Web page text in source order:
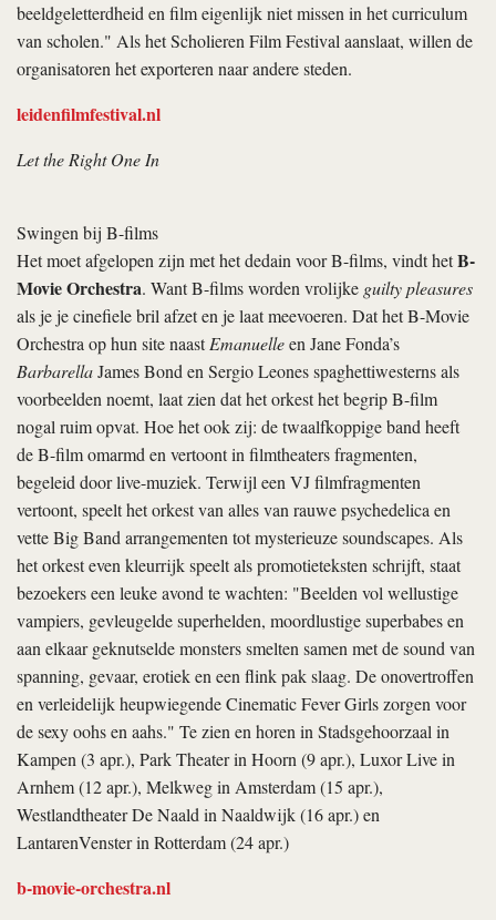
beeldgeletterdheid en film eigenlijk niet missen in het curriculum
van scholen." Als het Scholieren Film Festival aanslaat, willen de
organisatoren het exporteren naar andere steden.
leidenfilmfestival.nl
Let the Right One In
Swingen bij B-films
Het moet afgelopen zijn met het dedain voor B-films, vindt hetB-
Movie Orchestra. Want B-films worden vrolijke guilty pleasures
als je je cinefiele bril afzet en je laat meevoeren. Dat het B-Movie
Orchestra op hun site naastEmanuelleen Jane Fonda’s
BarbarellaJames Bond en Sergio Leones spaghettiwesterns als
voorbeelden noemt, laat zien dat het orkest het begrip B-film
nogal ruim opvat. Hoe het ook zij: de twaalfkoppige band heeft
de B-film omarmd en vertoont in filmtheaters fragmenten,
begeleid door live-muziek. Terwijl een VJ filmfragmenten
vertoont, speelt het orkest van alles van rauwe psychedelica en
vette Big Band arrangementen tot mysterieuze soundscapes. Als
het orkest even kleurrijk speelt als promotieteksten schrijft, staat
bezoekers een leuke avond te wachten: "Beelden vol wellustige
vampiers, gevleugelde superhelden, moordlustige superbabes en
aan elkaar geknutselde monsters smelten samen met de sound van
spanning, gevaar, erotiek en een flink pak slaag. De onovertroffen
en verleidelijk heupwiegende Cinematic Fever Girls zorgen voor
de sexy oohs en aahs." Te zien en horen in Stadsgehoorzaal in
Kampen (3 apr.), Park Theater in Hoorn (9 apr.), Luxor Live in
Arnhem (12 apr.), Melkweg in Amsterdam (15 apr.),
Westlandtheater De Naald in Naaldwijk (16 apr.) en
LantarenVenster in Rotterdam (24 apr.)
b-movie-orchestra.nl